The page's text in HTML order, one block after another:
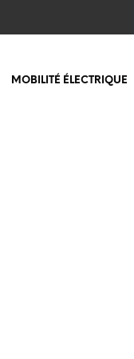
MOBILITÉ ÉLECTRIQUE